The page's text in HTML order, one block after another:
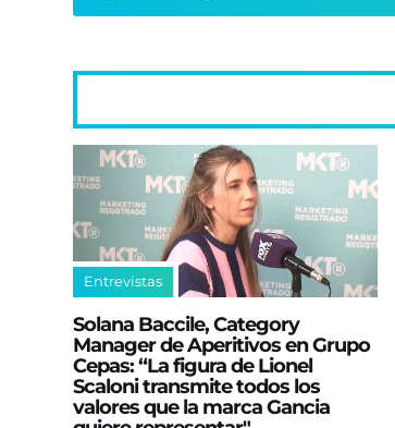
Entrevistas
Solana Baccile, Category
Manager de Aperitivos en Grupo
Cepas: “La figura de Lionel
Scaloni transmite todos los
valores que la marca Gancia